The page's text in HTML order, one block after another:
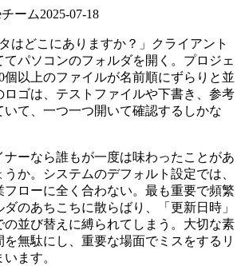
チーム2025-07-18
はどこにありますか？」クライアント
パソコンのフォルダを開く。プロジェ
個以上のファイルが名前順にずらりと並
ロゴは、テストファイルや下書き、参考
て、一つ一つ開いて確認するしかな
ナーなら誰もが一度は味わったことがあ
か。システムのデフォルト設定では、
ローに全く合わない。最も重要で頻繁
のあちこちに散らばり、「更新日時」
の並び替えに縛られてしまう。大切な素
無駄にし、重要な場面でミスをするリ
ます。